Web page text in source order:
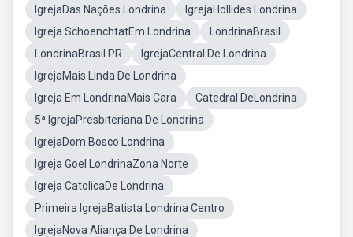
IgrejaDas Nações Londrina
IgrejaHollides Londrina
Igreja SchoenchtatEm Londrina
LondrinaBrasil
LondrinaBrasil PR
IgrejaCentral De Londrina
IgrejaMais Linda De Londrina
Igreja Em LondrinaMais Cara
Catedral DeLondrina
5ª IgrejaPresbiteriana De Londrina
IgrejaDom Bosco Londrina
Igreja Goel LondrinaZona Norte
Igreja CatolicaDe Londrina
Primeira IgrejaBatista Londrina Centro
IgrejaNova Aliança De Londrina